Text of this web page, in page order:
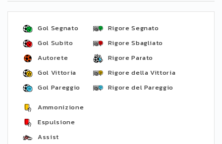
Gol Segnato
Gol Subito
Autorete
Gol Vittoria
Gol Pareggio
Rigore Segnato
Rigore Sbagliato
Rigore Parato
Rigore della Vittoria
Rigore del Pareggio
Ammonizione
Espulsione
Assist